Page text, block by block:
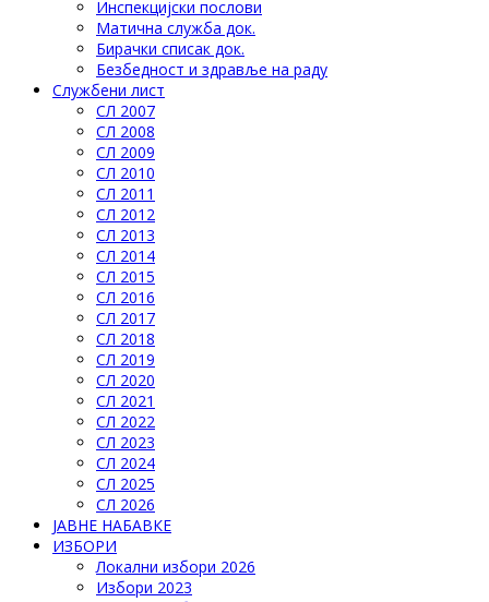
Инспекцијски послови
Матична служба док.
Бирачки списак док.
Безбедност и здравље на раду
Службени лист
СЛ 2007
СЛ 2008
СЛ 2009
СЛ 2010
СЛ 2011
СЛ 2012
СЛ 2013
СЛ 2014
СЛ 2015
СЛ 2016
СЛ 2017
СЛ 2018
СЛ 2019
СЛ 2020
СЛ 2021
СЛ 2022
СЛ 2023
СЛ 2024
СЛ 2025
СЛ 2026
ЈАВНЕ НАБАВКЕ
ИЗБОРИ
Локални избори 2026
Избори 2023